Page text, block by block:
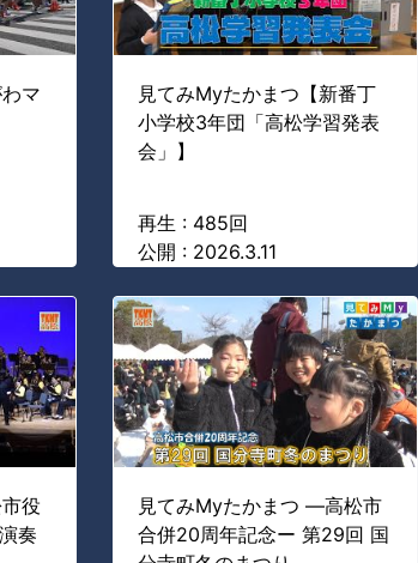
マ
見てみMyたかまつ【新番丁
小学校3年団「高松学習発表
会」】
再生 : 485回
公開 : 2026.3.11
役
奏
見てみMyたかまつ ―高松市
合併20周年記念ー 第29回 国